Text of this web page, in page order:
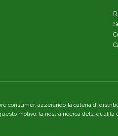
consumer, azzerando la catena di
motivo, la nostra ricerca della qualità